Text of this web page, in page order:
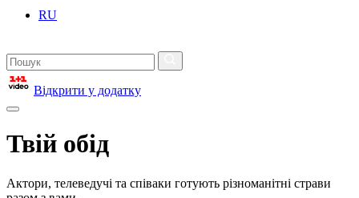
RU
Відкрити у додатку
Твій обід
Актори, телеведучі та співаки готують різноманітні страви